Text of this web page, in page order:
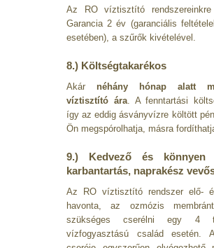
Az RO víztisztító
Garancia 2 év (garanciális
esetében), a szűrők kivételével.
8.) Költségtakarékos
Akár néhány hónap alatt
víztisztító ára. A fenntartási
így az eddig ásványvízre költött
Ön megspórolhatja, másra
9.) Kedvező és könnyen
karbantartás, naprakész
Az RO víztisztító rendszer elő-
havonta, az ozmózis
szükséges cserélni egy 4
vízfogyasztású család esetén.